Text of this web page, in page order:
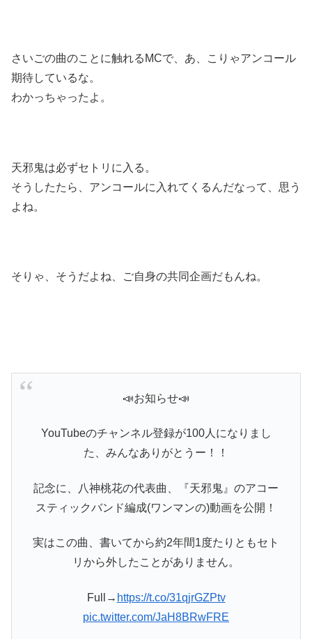
さいごの曲のことに触れるMCで、あ、こりゃアンコール
期待しているな。
わかっちゃったよ。
天邪鬼は必ずセトリに入る。
そうしたたら、アンコールに入れてくるんだなって、思う
よね。
そりゃ、そうだよね、ご自身の共同企画だもんね。
📣お知らせ📣
YouTubeのチャンネル登録が100人になりまし
た、みんなありがとうー！！
記念に、八神桃花の代表曲、『天邪鬼』のアコー
スティックバンド編成(ワンマンの)動画を公開！
実はこの曲、書いてから約2年間1度たりともセト
リから外したことがありません。
Full→ https://t.co/31qjrGZPtv
pic.twitter.com/JaH8BRwFRE